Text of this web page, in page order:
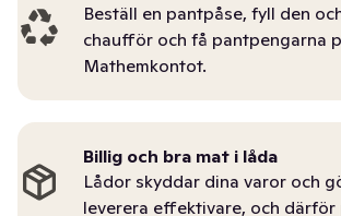
Beställ en pantpåse, fyll den
chaufför och få pantpengarna
Mathemkontot.
Billig och bra mat i låda
Lådor skyddar dina varor och
leverera effektivare, och därför